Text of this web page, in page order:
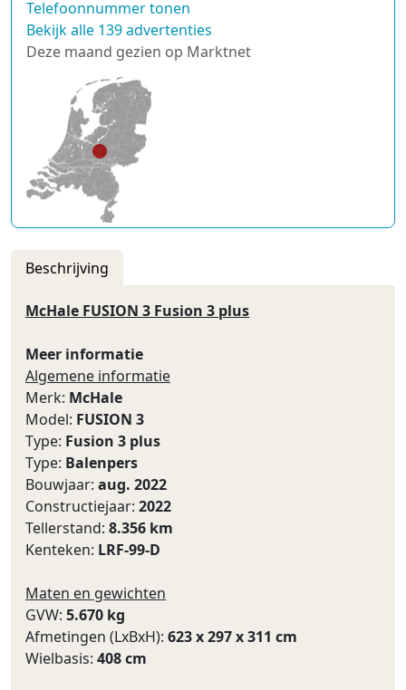
Telefoonnummer tonen
Bekijk alle 139 advertenties
Deze maand gezien op Marktnet
Beschrijving
McHale FUSION 3 Fusion 3 plus
Meer informatie
Algemene informatie
Merk: McHale
Model: FUSION 3
Type: Fusion 3 plus
Type: Balenpers
Bouwjaar: aug. 2022
Constructiejaar: 2022
Tellerstand: 8.356 km
Kenteken: LRF-99-D
Maten en gewichten
GVW: 5.670 kg
Afmetingen (LxBxH): 623 x 297 x 311 cm
Wielbasis: 408 cm